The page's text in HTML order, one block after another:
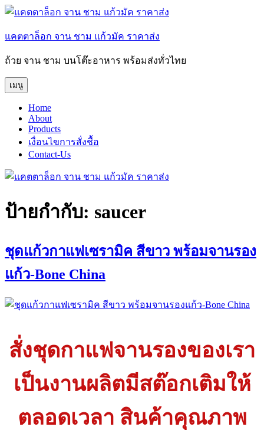
ข้าม
ยัง
บทความ
แคตตาล็อก จาน ชาม แก้วมัค ราคาส่ง
ถ้วย จาน ชาม บนโต๊ะอาหาร พร้อมส่งทั่วไทย
เมนู
Home
About
Products
เงื่อนไขการสั่งชื้อ
Contact-Us
ป้ายกำกับ: saucer
ชุดแก้วกาแฟเซรามิค สีขาว พร้อมจานรอง
แก้ว-Bone China
สั่งชุดกาแฟจานรองของเรา
เป็นงานผลิตมีสต๊อกเติมให้
ตลอดเวลา สินค้าคุณภาพ